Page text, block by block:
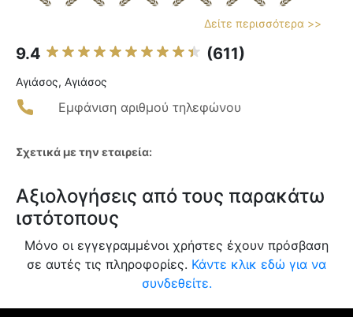
Δείτε περισσότερα >>
9.4 (611)
Αγιάσος, Αγιάσος
Εμφάνιση αριθμού τηλεφώνου
Σχετικά με την εταιρεία:
Αξιολογήσεις από τους παρακάτω
ιστότοπους
Μόνο οι εγγεγραμμένοι χρήστες έχουν πρόσβαση
σε αυτές τις πληροφορίες. Κάντε κλικ εδώ για να
συνδεθείτε.